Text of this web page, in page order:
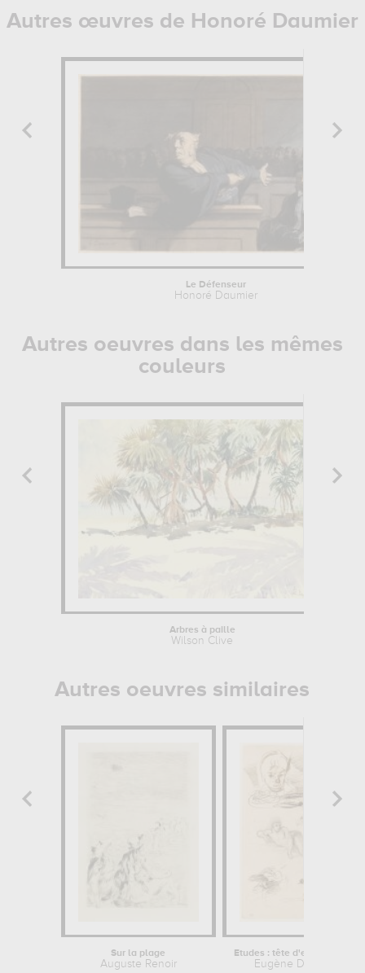
Autres œuvres de Honoré Daumier
Le Défenseur
Honoré Daumier
Autres oeuvres dans les mêmes
couleurs
Arbres à paille
Wilson Clive
Autres oeuvres similaires
Sur la plage
Auguste Renoir Eugène Delacroix